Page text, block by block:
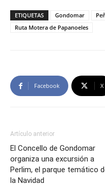
ETIQUETAS Gondomar
Ruta Motera de Papanoeles
Facebook X
Artículo anterior
El Concello de Gondomar
organiza una excursión a
Perlim, el parque temático
la Navidad